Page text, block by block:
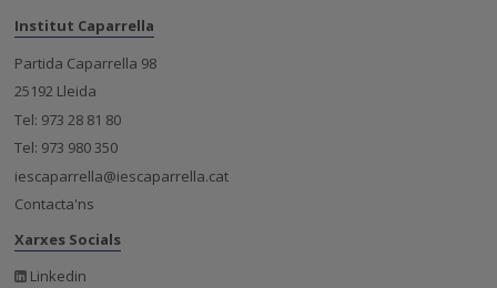
Institut Caparrella
Partida Caparrella 98
25192 Lleida
Tel: 973 28 81 80
Tel: 973 980 350
iescaparrella@iescaparrella.cat
Contacta'ns
Xarxes Socials
Linkedin